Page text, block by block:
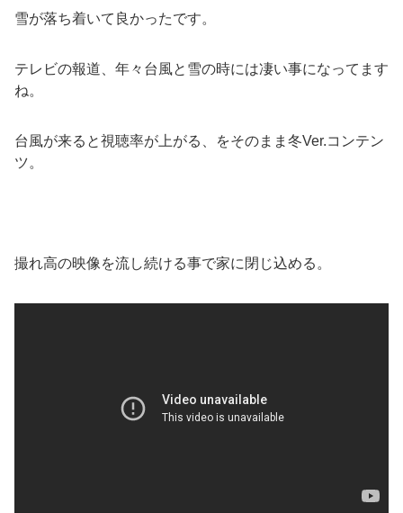
雪が落ち着いて良かったです。
テレビの報道、年々台風と雪の時には凄い事になってます
ね。
台風が来ると視聴率が上がる、をそのまま冬Ver.コンテン
ツ。
撮れ高の映像を流し続ける事で家に閉じ込める。